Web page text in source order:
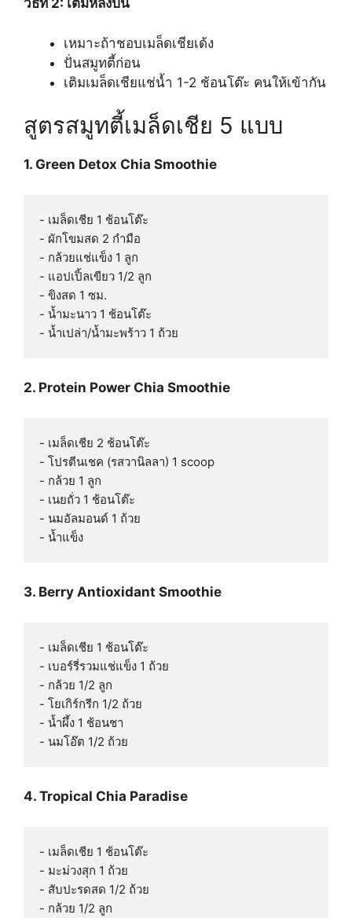
วิธีที่ 2: เติมหลังปั่น
เหมาะถ้าชอบเมล็ดเชียเด้ง
ปั่นสมูทตี้ก่อน
เติมเมล็ดเชียแช่น้ำ 1-2 ช้อนโต๊ะ คนให้เข้ากัน
สูตรสมูทตี้เมล็ดเชีย 5 แบบ
1. Green Detox Chia Smoothie
- เมล็ดเชีย 1 ช้อนโต๊ะ
- ผักโขมสด 2 กำมือ
- กล้วยแช่แข็ง 1 ลูก
- แอปเปิ้ลเขียว 1/2 ลูก
- ขิงสด 1 ซม.
- น้ำมะนาว 1 ช้อนโต๊ะ
2. Protein Power Chia Smoothie
- เมล็ดเชีย 2 ช้อนโต๊ะ
- โปรตีนเชค (รสวานิลลา) 1 scoop
- กล้วย 1 ลูก
- เนยถั่ว 1 ช้อนโต๊ะ
- นมอัลมอนด์ 1 ถ้วย
3. Berry Antioxidant Smoothie
- เมล็ดเชีย 1 ช้อนโต๊ะ
- เบอร์รี่รวมแช่แข็ง 1 ถ้วย
- กล้วย 1/2 ลูก
- โยเกิร์กรีก 1/2 ถ้วย
- น้ำผึ้ง 1 ช้อนชา
4. Tropical Chia Paradise
- เมล็ดเชีย 1 ช้อนโต๊ะ
- มะม่วงสุก 1 ถ้วย
- สับปะรดสด 1/2 ถ้วย
- กล้วย 1/2 ลูก